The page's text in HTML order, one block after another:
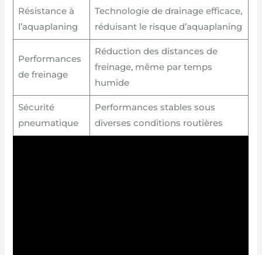
Résistance à
l’aquaplaning
Technologie de drainage efficace,
réduisant le risque d’aquaplaning
Performances
de freinage
Réduction des distances de
freinage, même par temps
humide
Sécurité
pneumatique
Performances stables sous
diverses conditions routières